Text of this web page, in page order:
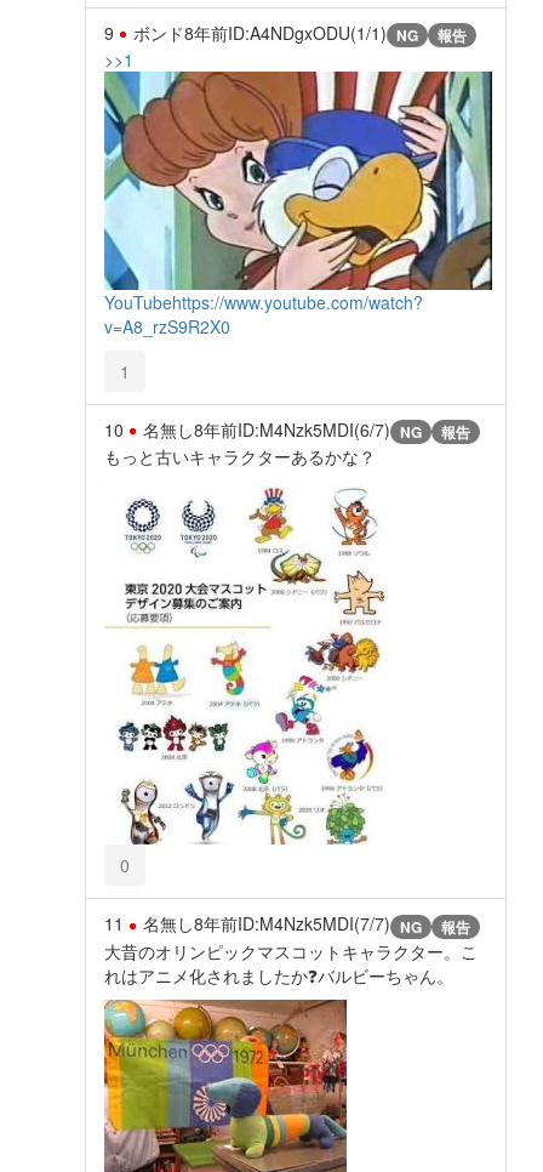
9 ボンド8年前ID:A4NDgxODU(1/1) NG 報告
>>1
YouTubehttps://www.youtube.com/watch?
v=A8_rzS9R2X0
1
10 名無し8年前ID:M4Nzk5MDI(6/7) NG 報告
もっと古いキャラクターあるかな？
0
11 名無し8年前ID:M4Nzk5MDI(7/7) NG 報告
大昔のオリンピックマスコットキャラクター。こ
れはアニメ化されましたか❓バルビーちゃん。